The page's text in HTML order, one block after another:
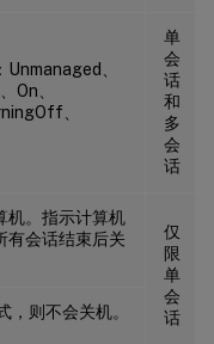
、
On、
、
单
会
话
和
多
会
话
机。指示计算机
有会话结束后关
仅
限
单
会
话
，则不会关机。